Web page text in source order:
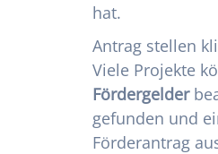
hat.
Antrag stellen
Viele Projekte
Fördergelder
gefunden und
Förderantrag